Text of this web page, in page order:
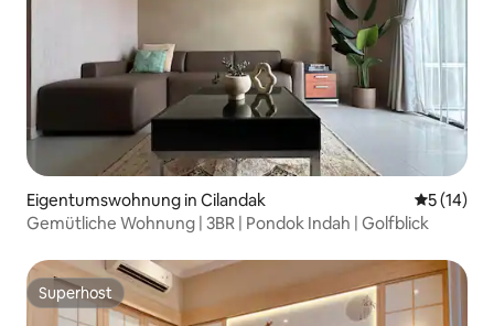
Eigentumswohnung in Cilandak
5 (14)
Gemütliche Wohnung | 3BR | Pondok Indah | Golfblick
Superhost
Superhost